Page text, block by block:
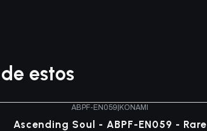
estos
ABPF-EN059 KONAMI
Ascending Soul - ABPF-EN059 - Rare